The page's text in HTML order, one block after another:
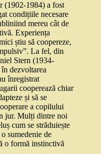
(1902-1984) a fost
condițiile necesare
mereu cât de
Experiența
știu să coopereze,
La fel, din
Stern (1934-
dezvoltarea
înregistrat
cooperează chiar
și să se
a copilului
jur. Mulți dintre noi
cum se străduiește
sumedenie de
o formă instinctivă